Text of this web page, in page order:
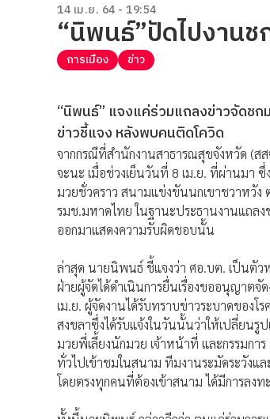
14 เม.ย. 64 - 19:54
“นิพนธ์”ปัดไปงาน
การเมือง ข่าว
“นิพนธ์” แจงแค่ร่วมแถลงข่าวจัดชก
ข่าวชี้แจง หลังพบคนติดโควิด
จากกรณีที่สำนักงานสาธารณสุขจังหวัด (สส
จะนะ เมื่อช่วงเย็นวันที่ 8 เม.ย. ที่ผ่านมา
มวยชั่วคราว สนามแข่งขันนกเขาชวาหวั
รมช.มหาดไทย ในฐานะประธานงานแถล
ออกมาแสดงความรับผิดชอบนั้น
ล่าสุด นายนิพนธ์ ชี้แจงว่า ศอ.บต. เป็นตัว
ฝ่ายผู้จัดได้ดำเนินการยื่นเรื่องขออนุญาต
เม.ย. ผู้จัดงานได้รับทราบข่าวระบาดของโ
สงขลาซึ่งได้รับแจ้งในวันนั้นว่าให้เปลี่ยน
มวยพี่เลี้ยงนักมวย เจ้าหน้าที่ และกรรมก
ทั่วไปเข้าชมในสนาม ทีมงานระมัดระวังแ
โดยตรงทุกคนที่ต้องเข้าสนาม ได้มีการลง